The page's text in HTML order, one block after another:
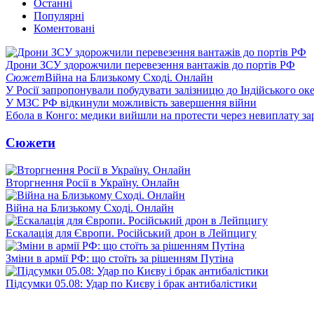
Останні
Популярні
Коментовані
Дрони ЗСУ здорожчили перевезення вантажів до портів РФ
СюжетВійна на Близькому Сході. Онлайн
У Росії запропонували побудувати залізницю до Індійського
У МЗС РФ відкинули можливість завершення війни
Ебола в Конго: медики вийшли на протести через невиплату
Сюжети
Вторгнення Росії в Україну. Онлайн
Війна на Близькому Сході. Онлайн
Ескалація для Європи. Російський дрон в Лейпцигу
Зміни в армії РФ: що стоїть за рішенням Путіна
Підсумки 05.08: Удар по Києву і брак антибалістики